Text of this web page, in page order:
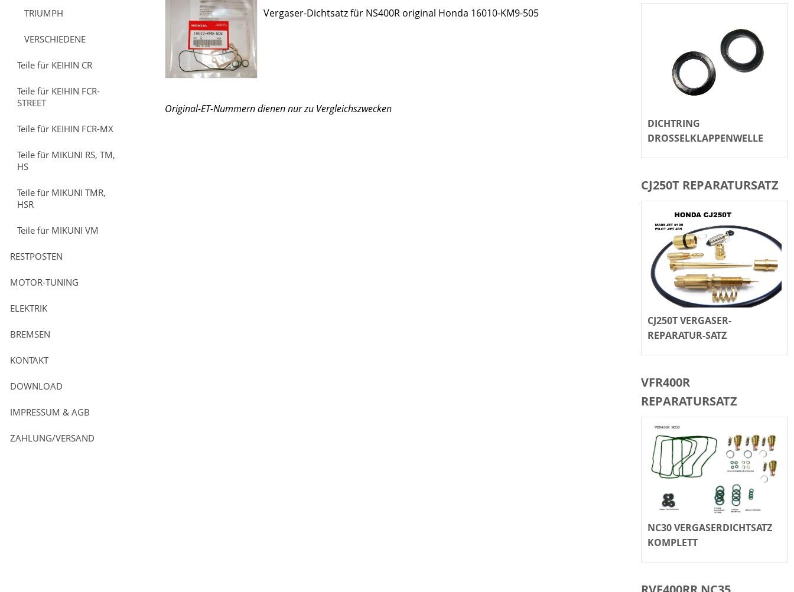
TRIUMPH
VERSCHIEDENE
Teile für KEIHIN CR
Teile für KEIHIN FCR-
STREET
Teile für KEIHIN FCR-MX
Teile für MIKUNI RS, TM,
HS
Teile für MIKUNI TMR,
HSR
Teile für MIKUNI VM
RESTPOSTEN
MOTOR-TUNING
ELEKTRIK
BREMSEN
KONTAKT
DOWNLOAD
IMPRESSUM & AGB
ZAHLUNG/VERSAND
Vergaser-Dichtsatz für NS400R original Honda 16010-KM9-505
Original-ET-Nummern dienen nur zu Vergleichszwecken
DICHTRING
DROSSELKLAPPENWELLE
CJ250T REPARATURSATZ
CJ250T VERGASER-
REPARATUR-SATZ
VFR400R
REPARATURSATZ
NC30 VERGASERDICHTSATZ
KOMPLETT